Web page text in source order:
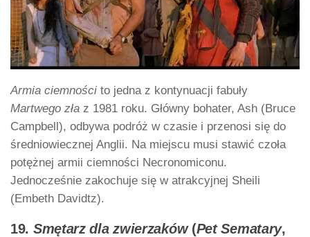
Armia ciemności to jedna z kontynuacji fabuły
Martwego zła z 1981 roku. Główny bohater, Ash (Bruce
Campbell), odbywa podróż w czasie i przenosi się do
średniowiecznej Anglii. Na miejscu musi stawić czoła
potężnej armii ciemności Necronomiconu.
Jednocześnie zakochuje się w atrakcyjnej Sheili
(Embeth Davidtz).
19. Smętarz dla zwierzaków(Pet Sematary,